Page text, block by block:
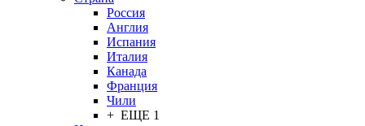
Россия
Англия
Испания
Италия
Канада
Франция
Чили
+ ЕЩЕ 1